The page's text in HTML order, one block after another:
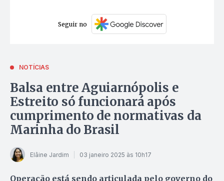
Seguir no
NOTÍCIAS
Balsa entre Aguiarnópolis e
Estreito só funcionará após
cumprimento de normativas da
Marinha do Brasil
Elâine Jardim 03 janeiro 2025 às 10h17
Operação está sendo articulada pelo governo do